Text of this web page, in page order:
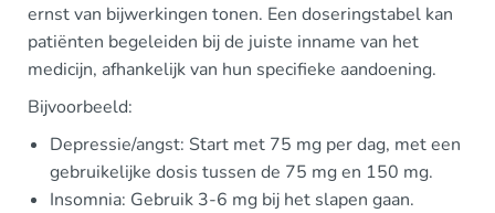
ernst van bijwerkingen tonen. Een doseringstabel kan
patiënten begeleiden bij de juiste inname van het
medicijn, afhankelijk van hun specifieke aandoening.
Bijvoorbeeld:
Depressie/angst: Start met 75 mg per dag, met een
gebruikelijke dosis tussen de 75 mg en 150 mg.
Insomnia: Gebruik 3-6 mg bij het slapen gaan.